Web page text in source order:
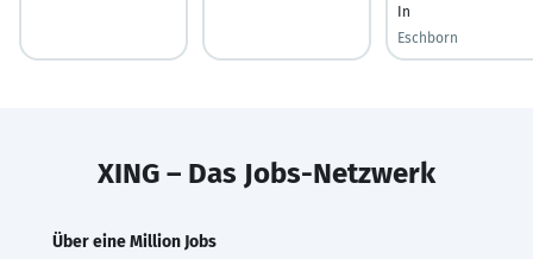
In
Eschborn
XING – Das Jobs-Netzwerk
Über eine Million Jobs